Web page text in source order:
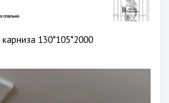
130*105*2000